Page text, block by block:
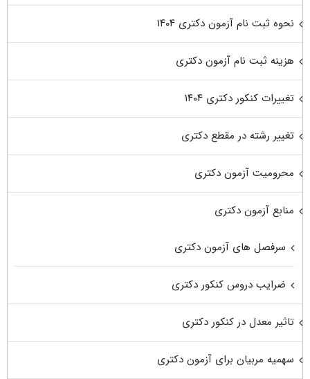
نحوه ثبت نام آزمون دکتری ۱۴۰۴
هزینه ثبت نام آزمون دکتری
تغییرات کنکور دکتری ۱۴۰۴
تغییر رشته در مقطع دکتری
محرومیت آزمون دکتری
منابع آزمون دکتری
سرفصل های آزمون دکتری
ضرایب دروس کنکور دکتری
تاثیر معدل در کنکور دکتری
سهمیه مربیان برای آزمون دکتری